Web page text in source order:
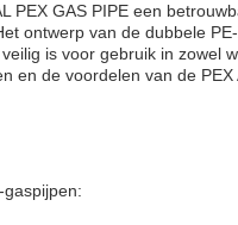
PEX GAS PIPE een
ontwerp van de dubbele
is voor gebruik in zowel
en de voordelen van de PEX